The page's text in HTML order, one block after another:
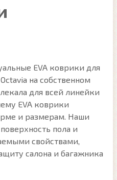
EVA коврики для
на собственном
для всей линейки
EVA коврики
и размерам. Наши
пола и
свойствами,
салона и багажника